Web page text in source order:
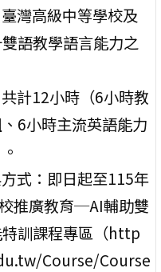
灣高級中等學校及
語教學語言能力之
計12小時（6小時教
6小時主流英語能力
式：即日起至115年
推廣教育─AI輔助雙
訓課程專區（http
Course/Course